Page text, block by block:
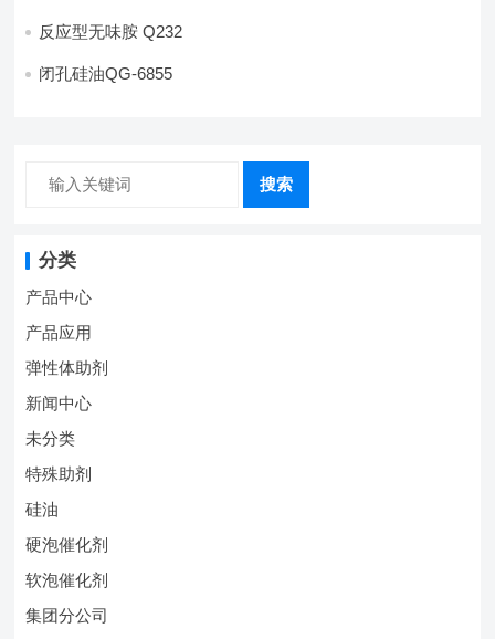
反应型无味胺 Q232
闭孔硅油QG-6855
搜索
分类
产品中心
产品应用
弹性体助剂
新闻中心
未分类
特殊助剂
硅油
硬泡催化剂
软泡催化剂
集团分公司